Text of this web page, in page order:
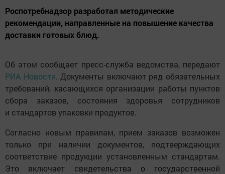
Роспотребнадзор разработал методические
рекомендации, направленные на повышение качества
доставки готовых блюд.
Об этом сообщает пресс-служба ведомства, передают
РИА Новости. Документы включают ряд обязательных
требований, касающихся организации работы пунктов
сбора заказов, состояния здоровья сотрудников
и стандартов упаковки продуктов.
Согласно новым правилам, прием заказов возможен
только при наличии документов, подтверждающих
соответствие продукции установленным стандартам.
Это включает свидетельства о государственной